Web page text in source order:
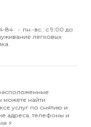
84
пн.-вс.: с 9:00 до
легковых
можете найти
услуг по снятию и
адреса, телефоны и
⚡️